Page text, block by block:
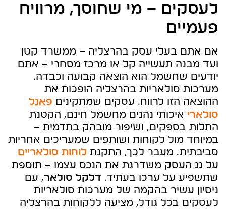
לעסקים – מי שחוסך, מרוויח
פעמיים
אם אתם בעלי עסק בהרצליה – ממשרד קטן
ועד מבנה תעשייה קל או מרכז מסחרי – אתם
יודעים שחשמל הוא הוצאה קבועה וכבדה.
מערכות סולאריות בהרצליה הופכות את
ההוצאה הזו לרווח. עסקים שמתקינים פאנל
סולארי איכותי נהנים מחשמל חינם, הקטנת
התלות בספקים, ושיפור מובהק בתדמית –
במיוחד מול לקוחות ושותפים שמעריכים אחריות
סביבתית. מעבר לכך, התקנת לוחות סולאריים
על גג העסק משדרגת את הנכס עצמו – תוספת
שתשפיע על ערכו בעתיד. דלקל סולאר, עם
ניסיון עשיר בהקמה של מערכות סולאריות
לעסקים בכל גודל, מציעה ללקוחות בהרצליה